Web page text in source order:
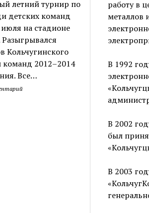
летний турнир по
детских команд
июля на стадионе
Разыгрывался
Кольчугинского
команд 2012–2014
Все…
работу в
металлов
В 1992
В 2002
был
В 2003